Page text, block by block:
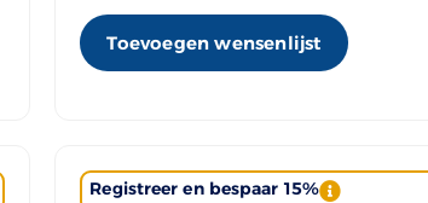
Toevoegen wensenlijst
Registreer en bespaar 15%